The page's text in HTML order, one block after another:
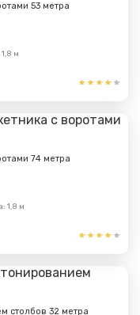
53 метра
1,8 м
74 метра
1,8 м
столбов 32 метра
свяжется с